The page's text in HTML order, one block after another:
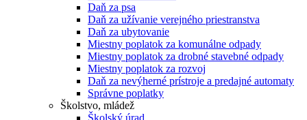
Daň za psa
Daň za užívanie verejného priestranstva
Daň za ubytovanie
Miestny poplatok za komunálne odpady
Miestny poplatok za drobné stavebné odpady
Miestny poplatok za rozvoj
Daň za nevýherné prístroje a predajné automaty
Správne poplatky
Školstvo, mládež
Školský úrad